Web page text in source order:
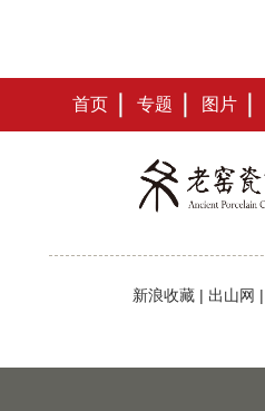
首页 专题 图片
新浪收藏 | 出山网 |